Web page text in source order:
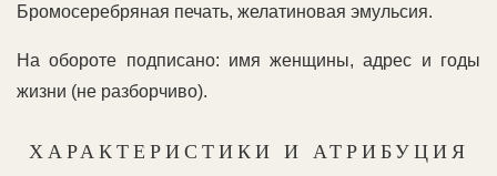
Бромосеребряная печать, желатиновая эмульсия.
На обороте подписано: имя женщины, адрес и годы
жизни (не разборчиво).
ХАРАКТЕРИСТИКИ И АТРИБУЦИЯ